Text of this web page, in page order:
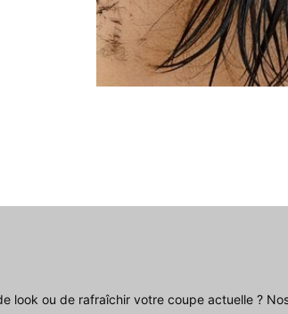
look ou de rafraîchir votre coupe actuelle ?